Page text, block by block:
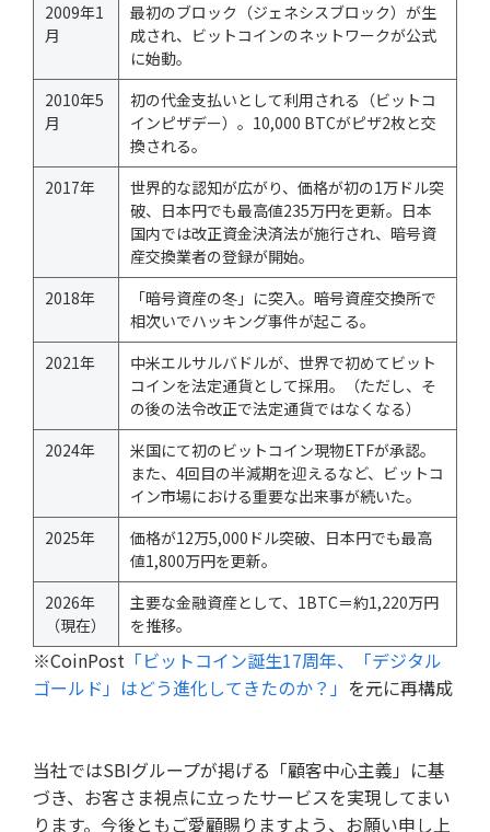
2009年1
月
最初のブロック（ジェネシスブロック）が生
成され、ビットコインのネットワークが公式
に始動。
2010年5
月
初の代金支払いとして利用される（ビットコ
インピザデー）。10,000 BTCがピザ2枚と交
換される。
2017年
世界的な認知が広がり、価格が初の1万ドル突
破、日本円でも最高値235万円を更新。日本
国内では改正資金決済法が施行され、暗号資
産交換業者の登録が開始。
2018年
「暗号資産の冬」に突入。暗号資産交換所で
相次いでハッキング事件が起こる。
2021年
中米エルサルバドルが、世界で初めてビット
コインを法定通貨として採用。（ただし、そ
の後の法令改正で法定通貨ではなくなる）
2024年
米国にて初のビットコイン現物ETFが承認。
また、4回目の半減期を迎えるなど、ビットコ
イン市場における重要な出来事が続いた。
2025年
価格が12万5,000ドル突破、日本円でも最高
値1,800万円を更新。
2026年
（現在）
主要な金融資産として、1BTC＝約1,220万円
を推移。
※CoinPost 「ビットコイン誕生17周年、「デジタル
ゴールド」はどう進化してきたのか？」 を元に再構成
当社ではSBIグループが掲げる「顧客中心主義」に基
づき、お客さま視点に立ったサービスを実現してまい
ります。今後ともご愛顧賜りますよう、お願い申し上